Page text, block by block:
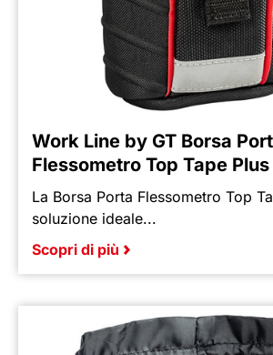
Work Line by GT Borsa
Flessometro Top Tape Plus
La Borsa Porta Flessometro Top
soluzione ideale...
Scopri di più